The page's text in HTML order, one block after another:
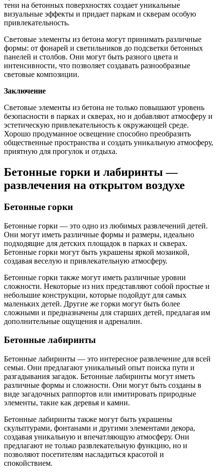
тени на бетонных поверхностях создает уникальные
визуальные эффекты и придает паркам и скверам особую
привлекательность.
Световые элементы из бетона могут принимать различные
формы: от фонарей и светильников до подсветки бетонных
панелей и столбов. Они могут быть разного цвета и
интенсивности, что позволяет создавать разнообразные
световые композиции.
Заключение
Световые элементы из бетона не только повышают уровень
безопасности в парках и скверах, но и добавляют атмосферу и
эстетическую привлекательность к окружающей среде.
Хорошо продуманное освещение способно преобразить
общественные пространства и создать уникальную атмосферу,
приятную для прогулок и отдыха.
Бетонные горки и лабиринты —
развлечения на открытом воздухе
Бетонные горки
Бетонные горки — это одно из любимых развлечений детей.
Они могут иметь различные формы и размеры, идеально
подходящие для детских площадок в парках и скверах.
Бетонные горки могут быть украшены яркой мозаикой,
создавая веселую и привлекательную атмосферу.
Бетонные горки также могут иметь различные уровни
сложности. Некоторые из них представляют собой простые и
небольшие конструкции, которые подойдут для самых
маленьких детей. Другие же горки могут быть более
сложными и предназначены для старших детей, предлагая им
дополнительные ощущения и адреналин.
Бетонные лабиринты
Бетонные лабиринты — это интересное развлечение для всей
семьи. Они предлагают уникальный опыт поиска пути и
разгадывания загадок. Бетонные лабиринты могут иметь
различные формы и сложности. Они могут быть созданы в
виде загадочных раппортов или имитировать природные
элементы, такие как деревья и камни.
Бетонные лабиринты также могут быть украшены
скульптурами, фонтанами и другими элементами декора,
создавая уникальную и впечатляющую атмосферу. Они
предлагают не только развлекательную функцию, но и
позволяют посетителям насладиться красотой и
спокойствием.